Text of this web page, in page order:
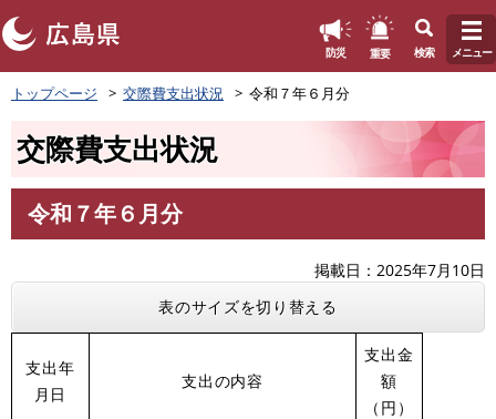
ペ
ー
頭
す
防災 重要 検索 メニュー
トップページ 交際費支出状況 令和７年６月分
交際費支出状況
文
令和７年６月分
掲載日
2025年7月10日
表のサイズを切り替える
支出年
月日
支出の内容
支出金
額
（円）